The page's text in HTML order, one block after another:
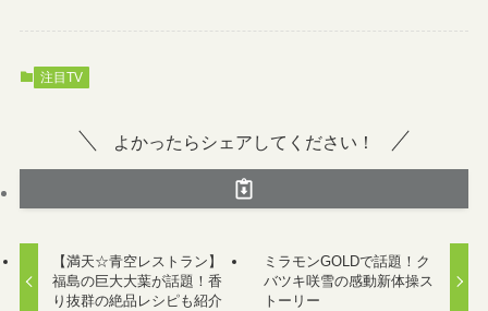
注目TV
よかったらシェアしてください！
【満天☆青空レストラン】
福島の巨大大葉が話題！香
り抜群の絶品レシピも紹介
ミラモンGOLDで話題！ク
バツキ咲雪の感動新体操ス
トーリー